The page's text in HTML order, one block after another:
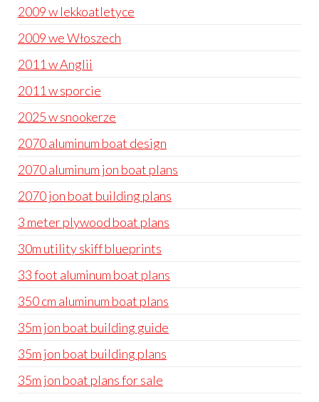
2009 w lekkoatletyce
2009 we Włoszech
2011 w Anglii
2011 w sporcie
2025 w snookerze
2070 aluminum boat design
2070 aluminum jon boat plans
2070 jon boat building plans
3 meter plywood boat plans
30m utility skiff blueprints
33 foot aluminum boat plans
350 cm aluminum boat plans
35m jon boat building guide
35m jon boat building plans
35m jon boat plans for sale